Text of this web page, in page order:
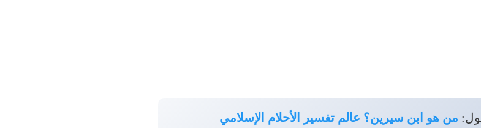
من هو ابن سيرين؟ عالم تفسير الأحلام الإسلامي